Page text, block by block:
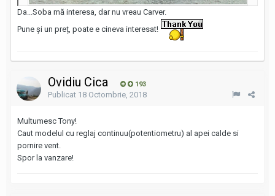
Da...Soba mă interesa, dar nu vreau Carver.
Pune și un preț, poate e cineva interesat!
Ovidiu Cica 193
Publicat 18 Octombrie, 2018
Multumesc Tony!
Caut modelul cu reglaj continuu(potentiometru) al apei calde si
pornire vent.
Spor la vanzare!